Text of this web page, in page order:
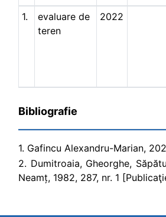
1.
evaluare de
teren
2022
Bibliografie
1. Gafincu Alexandru-Marian,
2. Dumitroaia, Gheorghe,
Neamț, 1982, 287, nr. 1